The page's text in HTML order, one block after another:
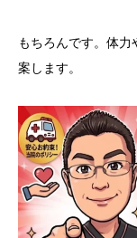
もちろんです。体
案します。